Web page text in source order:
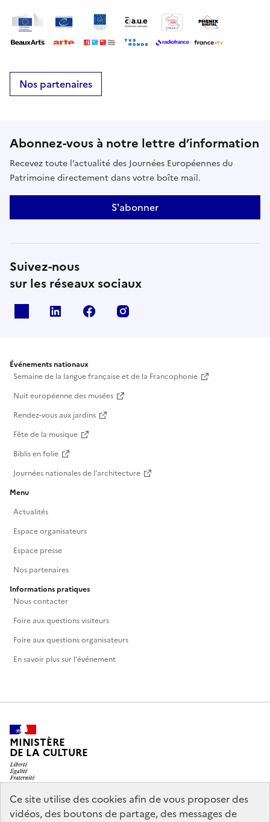
Ce site utilise des cookies afin de vous proposer des
vidéos, des boutons de partage, des messages de
Nos partenaires
Abonnez-vous à notre lettre d’information
Recevez toute l’actualité des Journées Européennes du
Patrimoine directement dans votre boîte mail.
S'abonner
Suivez-nous
sur les réseaux sociaux
Linkedin Facebook
Événements nationaux
Semaine de la langue française et de la Francophonie
Nuit européenne des musées
Rendez-vous aux jardins
Fête de la musique
Biblis en folie
Journées nationales de l'architecture
Menu
Actualités
Espace organisateurs
Espace presse
Nos partenaires
Informations pratiques
Nous contacter
Foire aux questions visiteurs
Foire aux questions organisateurs
En savoir plus sur l'événement
MINISTÈRE
DE LA CULTURE
legifrance.gouv.fr info.gouv.fr